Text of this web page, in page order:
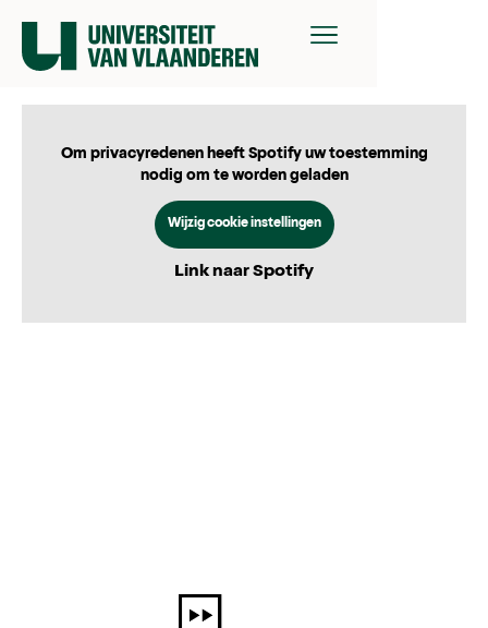
Om privacyredenen heeft Spotify uw toestemming
nodig om te worden geladen
Wijzig cookie instellingen
Link naar Spotify